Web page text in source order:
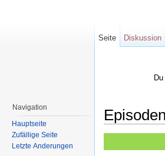
Seite Diskussion
Navigation
Hauptseite
Zufällige Seite
Letzte Änderungen